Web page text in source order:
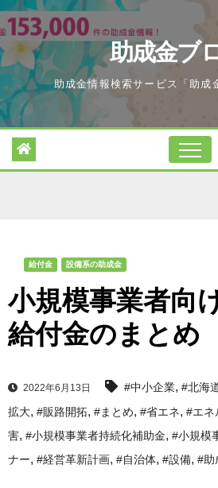
Skip
to
content
助成金ブ
助成金情報検索サービス「助成
給付金 設備系の助成金
小規模事業者向
給付金のまとめ
2022年6月13日 #中小企業, #北海
拡大, #販路開拓, #まとめ, #省エネ, #エネ
害, #小規模事業者持続化補助金, #小規模
ナー, #経営革新計画, #自治体, #設備, #助